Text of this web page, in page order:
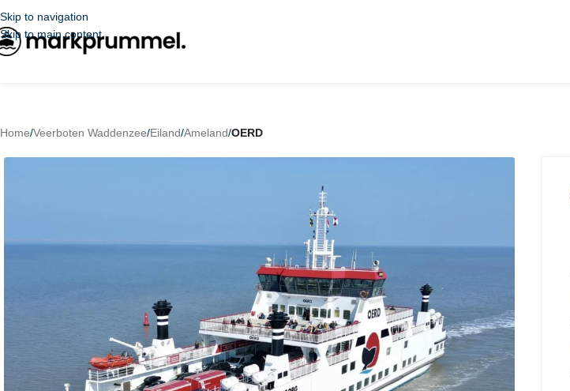
Skip to navigation
Skip to main content
Home/Veerboten Waddenzee/Eiland/Ameland/OERD